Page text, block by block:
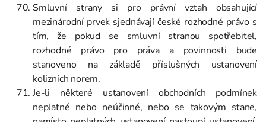
Smluvní strany si pro právní vztah obsahující
mezinárodní prvek sjednávají české rozhodné právo s
tím, že pokud se smluvní stranou spotřebitel,
rozhodné právo pro práva a povinnosti bude
stanoveno na základě příslušných ustanovení
kolizních norem.
Je-li některé ustanovení obchodních podmínek
neplatné nebo neúčinné, nebo se takovým stane,